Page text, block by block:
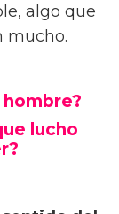
algo que
mucho.
lucho